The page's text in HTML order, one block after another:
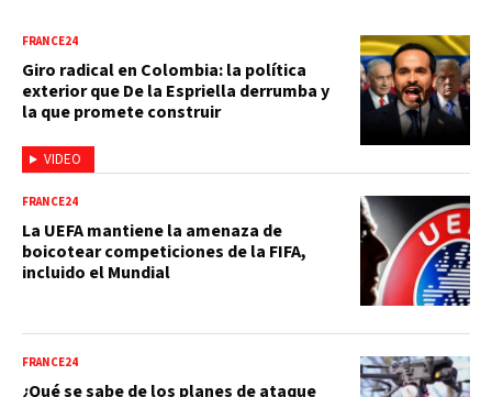
VIDEO
FRANCE24
Giro radical en Colombia: la política
exterior que De la Espriella derrumba y
la que promete construir
FRANCE24
La UEFA mantiene la amenaza de
boicotear competiciones de la FIFA,
incluido el Mundial
FRANCE24
¿Qué se sabe de los planes de ataque